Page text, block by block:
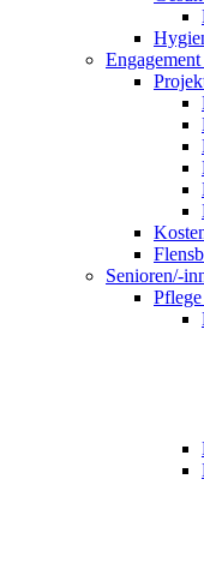
Senioren/-